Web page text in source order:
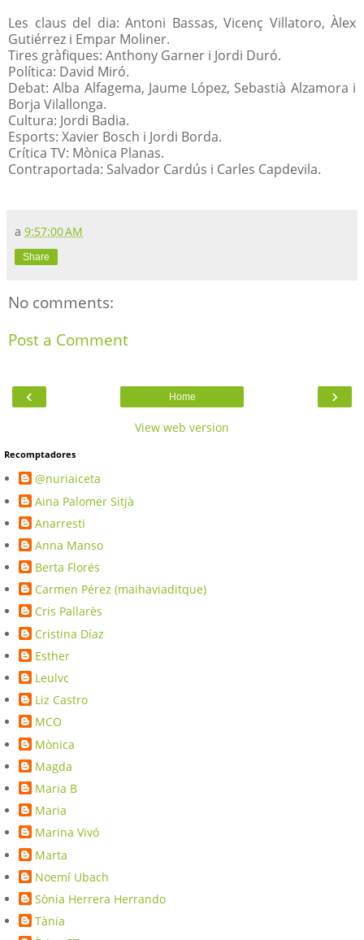
Les claus del dia: Antoni Bassas, Vicenç Villatoro, Àlex
Gutiérrez i Empar Moliner.
Tires gràfiques: Anthony Garner i Jordi Duró.
Política: David Miró.
Debat: Alba Alfagema, Jaume López, Sebastià Alzamora i
Borja Vilallonga.
Cultura: Jordi Badia.
Esports: Xavier Bosch i Jordi Borda.
Crítica TV: Mònica Planas.
Contraportada: Salvador Cardús i Carles Capdevila.
a 9:57:00 AM
Share
No comments:
Post a Comment
‹ ›
Home
View web version
Recomptadores
@nuriaiceta
Aina Palomer Sitjà
Anarresti
Anna Manso
Berta Florés
Carmen Pérez (maihaviaditque)
Cris Pallarès
Cristina Díaz
Esther
Leulvc
Liz Castro
MCO
Mònica
Magda
Maria B
Maria
Marina Vivó
Marta
Noemí Ubach
Sònia Herrera Herrando
Tània